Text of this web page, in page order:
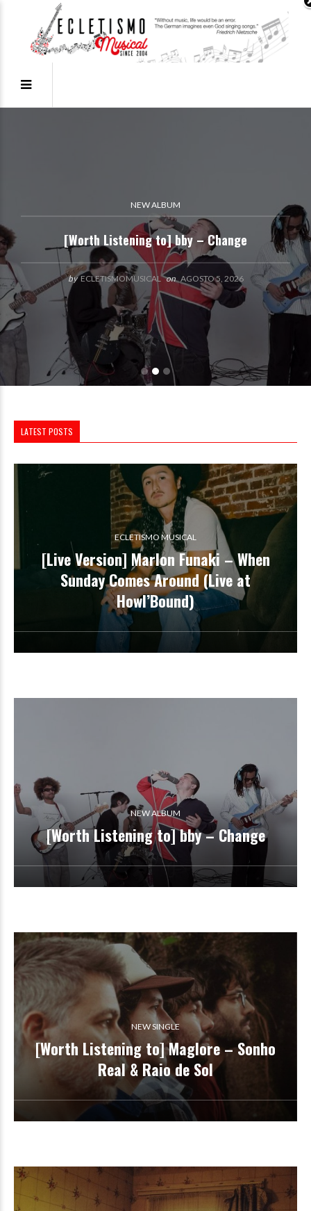
[Worth Listening to] Maglore – Sonho Real & Raio
de Sol
by ECLETISMOMUSICAL AGOSTO 4, 2026
LATEST POSTS
ECLETISMO MUSICAL
[Live Version] Marlon Funaki – When
Sunday Comes Around (Live at
Howl’Bound)
NEW ALBUM
[Worth Listening to] bby – Change
NEW SINGLE
[Worth Listening to] Maglore – Sonho
Real & Raio de Sol